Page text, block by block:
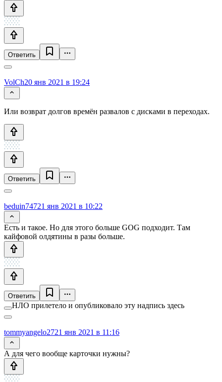
Ответить
VolCh20 янв 2021 в 19:24
Или возврат долгов времён развалов с дисками в переходах.
Ответить
beduin74721 янв 2021 в 10:22
Есть и такое. Но для этого больше GOG подходит. Там
кайфовой олдятины в разы больше.
Ответить
НЛО прилетело и опубликовало эту надпись здесь
tommyangelo2721 янв 2021 в 11:16
А для чего вообще карточки нужны?